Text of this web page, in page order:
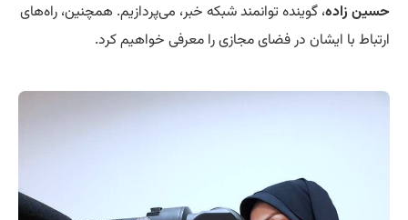
حسین زاده، گوینده توانمند شبکه خبر، می‌پردازیم. همچنین، راه‌های
ارتباط با ایشان در فضای مجازی را معرفی خواهیم کرد.